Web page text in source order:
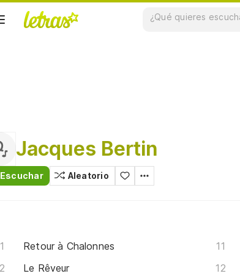
Jacques Bertin
Escuchar Aleatorio
Retour à Chalonnes
Le Rêveur